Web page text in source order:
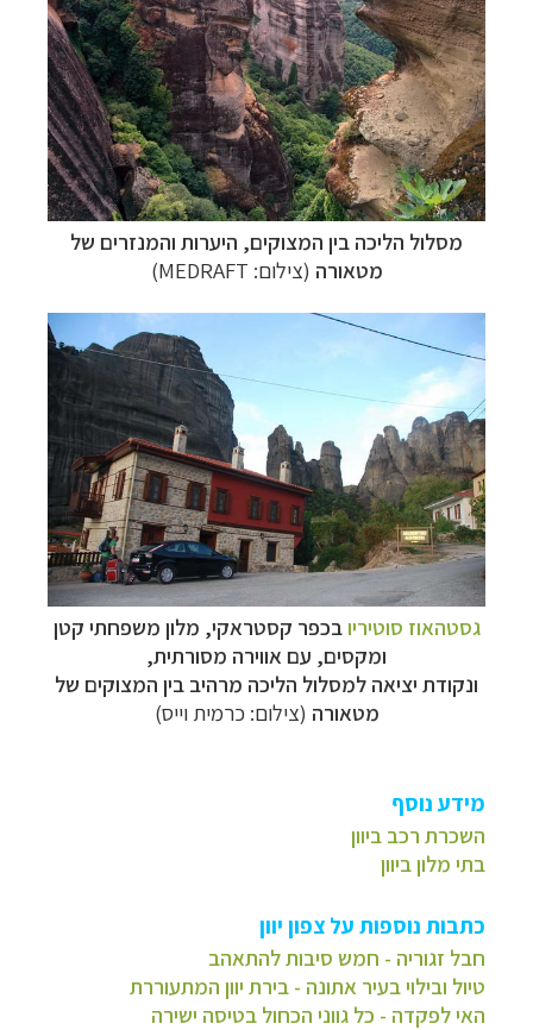
מסלול הליכה בין המצוקים, היערות והמנזרים של
מטאורה (צילום: MEDRAFT)
גסטהאוז סוטיריובכפר קסטראקי, מלון משפחתי קטן
ומקסים, עם אווירה מסורתית,
ונקודת יציאה למסלול הליכה מרהיב בין המצוקים של
מטאורה (צילום: כרמית וייס)
מידע נוסף
השכרת רכב ביוון
בתי מלון ביוון
כתבות נוספות על צפון יוון
חבל זגוריה - חמש סיבות להתאהב
טיול ובילוי בעיר אתונה - בירת יוון המתעוררת
האי לפקדה - כל גווני הכחול בטיסה ישירה